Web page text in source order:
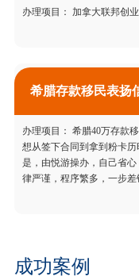
办理项目： 加拿大联邦创
希腊存款移民表扬
办理项目： 希腊40万存款
想从签下合同到拿到粉卡
是，由悦游操办，自己省
律严谨，程序繁多，一步差
成功案例